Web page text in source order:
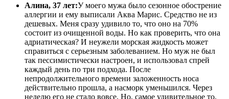
Алина, 37 лет:У моего мужа было сезонное обострение
аллергии и ему выписали Аква Марис. Средство не из
дешевых. Меня сразу удивило то, что оно на 70%
состоит из очищенной воды. Но как проверить, что она
адриатическая? И неужели морская жидкость может
справиться с серьезным заболеванием. Но муж не был
так пессимистически настроен, и использовал спрей
каждый день по три подхода. После
непродолжительного времени заложенность носа
действительно прошла, а насморк уменьшился. Через
неделю его не стало вовсе. Но, самое удивительное то,